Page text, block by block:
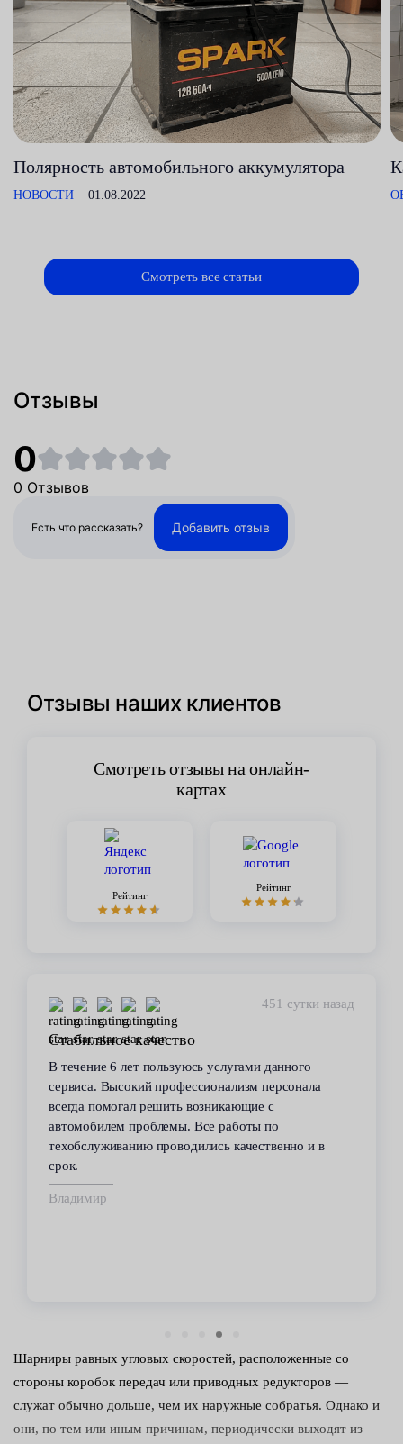
Полярность автомобильного аккумулятора
НОВОСТИ 01.08.2022
Смотреть все статьи
Отзывы
0
0 Отзывов
Есть что рассказать? Добавить отзыв
Отзывы наших клиентов
Смотреть отзывы на онлайн-
картах
Рейтинг
Рейтинг
451 сутки назад
Стабильное качество
В течение 6 лет пользуюсь услугами данного
сервиса. Высокий профессионализм персонала
всегда помогал решить возникающие с
автомобилем проблемы. Все работы по
техобслуживанию проводились качественно и в
срок.
Владимир
Шарниры равных угловых скоростей, расположенные со
стороны коробок передач или приводных редукторов —
служат обычно дольше, чем их наружные собратья. Однако и
они, по тем или иным причинам, периодически выходят из